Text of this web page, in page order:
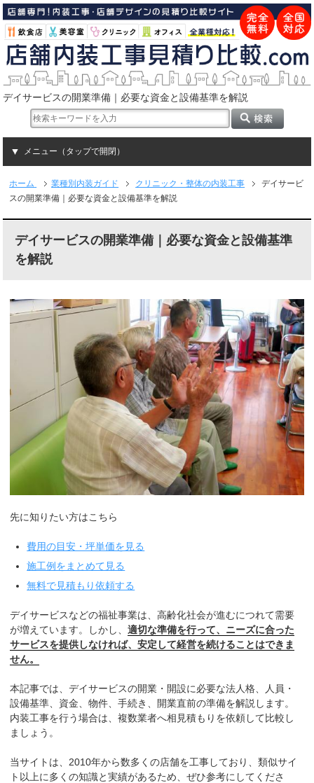
デイサービスの開業準備｜必要な資金と設備基準を解説
メニュー（タップで開閉）
ホーム 業種別内装ガイド クリニック・整体の内装工事
デイサービ
スの開業準備｜必要な資金と設備基準を解説
デイサービスの開業準備｜必要な資金と設備基準
を解説
先に知りたい方はこちら
費用の目安・坪単価を見る
施工例をまとめて見る
無料で見積もり依頼する
デイサービスなどの福祉事業は、高齢化社会が進むにつれて需要
が増えています。しかし、適切な準備を行って、ニーズに合った
サービスを提供しなければ、安定して経営を続けることはできま
せん。
本記事では、デイサービスの開業・開設に必要な法人格、人員・
設備基準、資金、物件、手続き、開業直前の準備を解説します。
内装工事を行う場合は、複数業者へ相見積もりを依頼して比較し
ましょう。
当サイトは、2010年から数多くの店舗を工事しており、類似サイ
ト以上に多くの知識と実績があるため、ぜひ参考にしてくださ